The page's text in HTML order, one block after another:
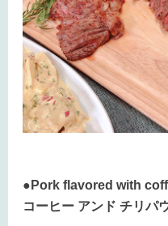
●Pork flavored with
コーヒー アンド チリパ